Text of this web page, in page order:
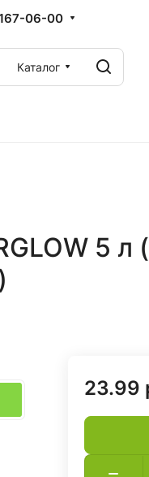
06-00
Каталог
5 л
23.99